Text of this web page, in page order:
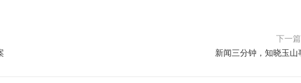
下一
新闻三分钟，知晓玉山